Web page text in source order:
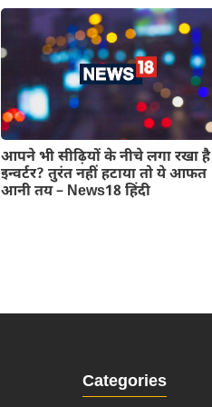
आपने भी सीढ़ियों के नीचे लगा रखा है
इन्वर्टर? तुरंत नहीं हटाया तो ये आफत
आनी तय – News18 हिंदी
Categories